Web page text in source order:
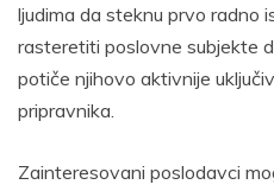
ljudima da steknu prvo radno
rasteretiti poslovne subjekte
potiče njihovo aktivnije
pripravnika.
Zainteresovani poslodavci